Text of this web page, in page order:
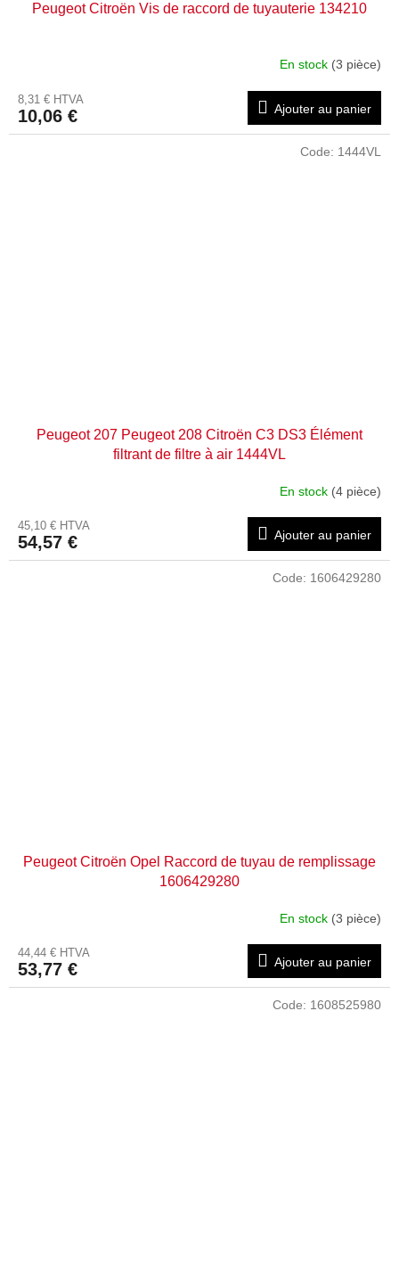
Peugeot Citroën Vis de raccord de tuyauterie 134210
En stock (3 pièce)
8,31 € HTVA
10,06 € Ajouter au panier
Peugeot 207 Peugeot 208 Citroën C3 DS3 Élément
filtrant de filtre à air 1444VL
En stock (4 pièce)
45,10 € HTVA
54,57 € Ajouter au panier
Code: 1444VL
Peugeot Citroën Opel Raccord de tuyau de remplissage
1606429280
En stock (3 pièce)
44,44 € HTVA
53,77 € Ajouter au panier
Code: 1606429280
Code: 1608525980